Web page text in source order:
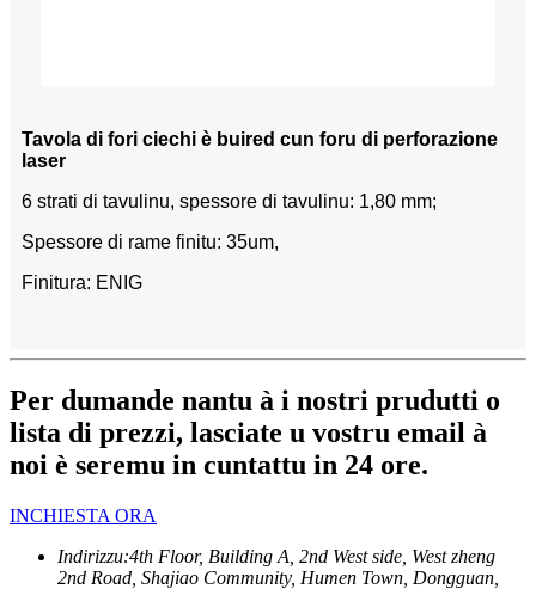
Tavola di fori ciechi è buired cun foru di perforazione
laser
6 strati di tavulinu, spessore di tavulinu: 1,80 mm;
Spessore di rame finitu: 35um,
Finitura: ENIG
Per dumande nantu à i nostri prudutti o
lista di prezzi, lasciate u vostru email à
noi è seremu in cuntattu in 24 ore.
INCHIESTA ORA
Indirizzu:4th Floor, Building A, 2nd West side, West zheng
2nd Road, Shajiao Community, Humen Town, Dongguan,